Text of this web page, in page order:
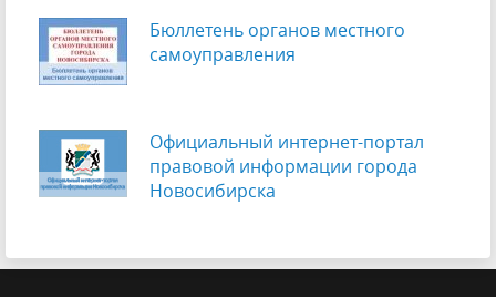
Бюллетень органов местного
самоуправления
Официальный интернет-портал
правовой информации города
Новосибирска